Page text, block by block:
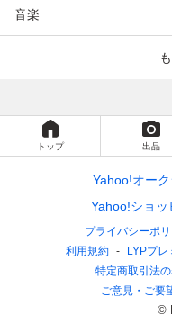
音楽
トップ 出品
Yahoo!オー
Yahoo!ショッ
プライバシーポ
利用規約
LYPプレ
特定商取引法
ご意見・ご要
©